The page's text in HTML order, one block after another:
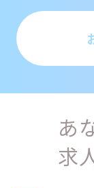
あ
求